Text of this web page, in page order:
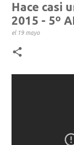
Hace casi
2015 - 5º
el 19 mayo